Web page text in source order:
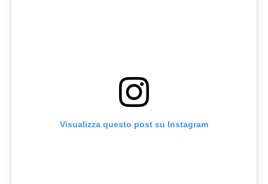
Visualizza questo post su Instagram